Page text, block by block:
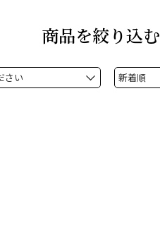
商品を絞り込む